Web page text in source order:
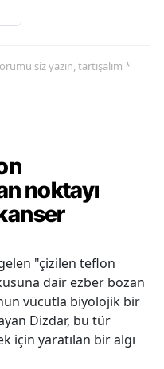
siz yazın, tartışalım *
noktayı
"çizilen teflon
dair ezber bozan
vücutla biyolojik bir
Dizdar, bu tür
için yaratılan bir algı